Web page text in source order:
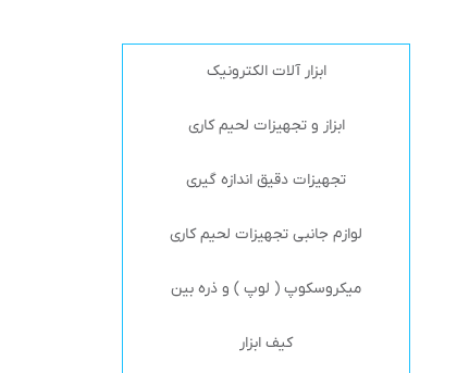
ابزار آلات الکترونیک
ابزاز و تجهیزات لحیم کاری
تجهیزات دقیق اندازه گیری
لوازم جانبی تجهیزات لحیم کاری
میکروسکوپ ( لوپ ) و ذره بین
کیف ابزار